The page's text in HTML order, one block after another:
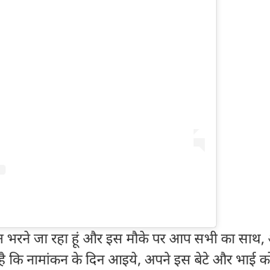
भरने जा रहा हूं और इस मौके पर आप सभी का
कि नामांकन के दिन आइये, अपने इस बेटे और भाई